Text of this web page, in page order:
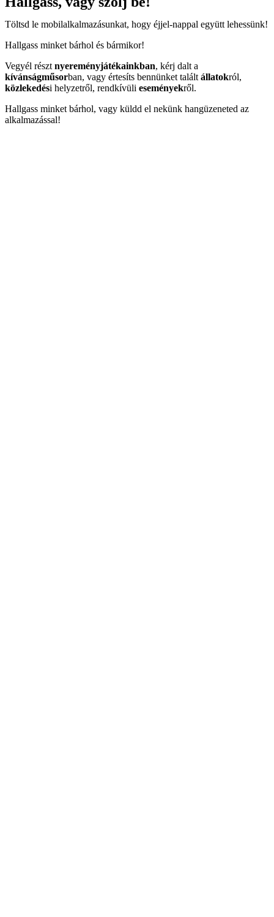
Töltsd le mobilalkalmazásunkat, hogy éjjel-nappal együtt lehessünk!
Hallgass minket bárhol és bármikor!
Vegyél részt nyereményjátékainkban, kérj dalt a
kívánságműsorban, vagy értesíts bennünket talált állatokról,
közlekedési helyzetről, rendkívüli eseményekről.
Hallgass minket bárhol, vagy küldd el nekünk hangüzeneted az
alkalmazással!